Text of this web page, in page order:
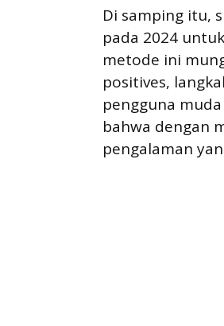
Di samping itu,
pada 2024
metode ini
positives,
pengguna
bahwa dengan
pengalaman